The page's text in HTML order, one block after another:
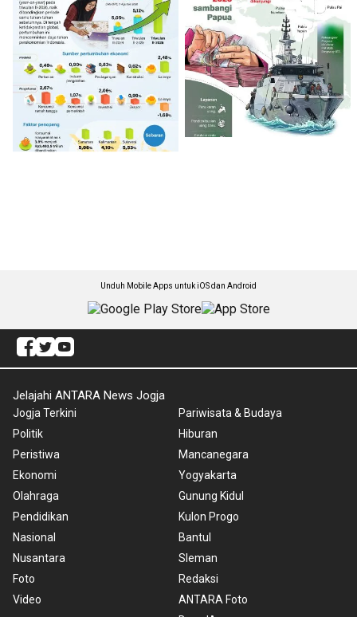
Unduh Mobile Apps untuk iOS dan Android
Jelajahi ANTARA News Jogja
Jogja Terkini
Politik
Peristiwa
Ekonomi
Olahraga
Pendidikan
Nasional
Nusantara
Foto
Video
Pariwisata & Budaya
Hiburan
Mancanegara
Yogyakarta
Gunung Kidul
Kulon Progo
Bantul
Sleman
Redaksi
ANTARA Foto